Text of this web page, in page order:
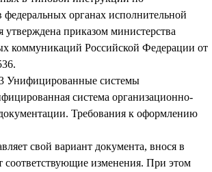
федеральных органах исполнительной
утверждена приказом министерства
коммуникаций Российской Федерации от
Унифицированные системы
система организационно-
Требования к оформлению
свой вариант документа, внося в
соответствующие изменения. При этом